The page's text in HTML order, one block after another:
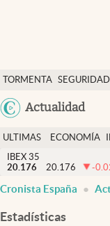
TORMENTA SEGURIDAD
Actualidad
Economía y finanzas
Política
Actualidad
Criptomonedas
España
ULTIMAS
NOTICIAS
ECONOMÍA
FINANZAS
IBEX 35
20.176
20.176 -
Cronista España
Estadísticas